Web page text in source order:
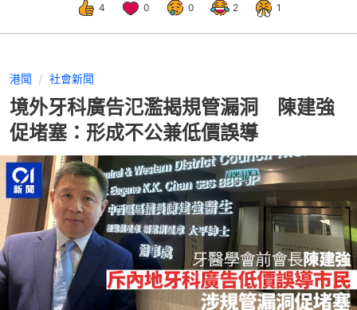
4 0 0 2 1
港聞 社會新聞
境外牙科廣告氾濫揭規管漏洞 陳建強
促堵塞：形成不公兼低價誤導